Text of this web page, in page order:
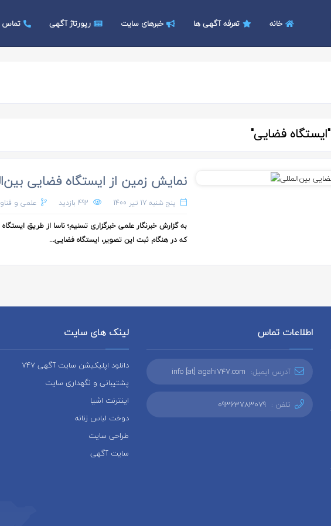
خانه تعرفه آگهی ها خبرهای سایت رپورتاژ آگهی تماس
"ایستگاه فضایی"
نمایش زمین از ایستگاه فضایی
پنج شنبه 17 تیر 1400 492 بازدید
علمی و
که در هنگام ثبت این تصویر، ایستگاه فضایی...
اطلاعات تماس
آدرس ایمیل: info [at] agahi747.com
تلفن : 09363783079
لینک های سایت
دانلود اپلیکیشن سایت آگهی 747
پشتیبانی و نگهداری سایت
اینترنت اشیا
دوخت لباس زنانه
طراحی سایت
سایت آگهی